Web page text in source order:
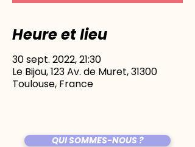
Heure et lieu
30 sept. 2022, 21:30
Le Bijou, 123 Av. de Muret, 31300
Toulouse, France
QUI SOMMES-NOUS ?